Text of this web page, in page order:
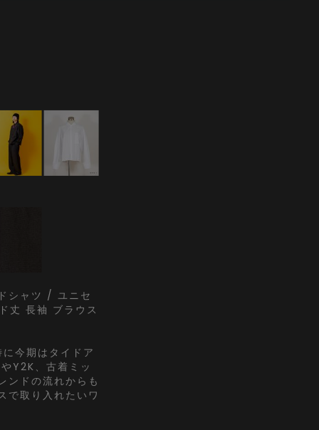
シャツ / ユニセ
丈 長袖 ブラウス
今期はタイドア
Y2K、古着ミッ
ンドの流れからも
で取り入れたいワ